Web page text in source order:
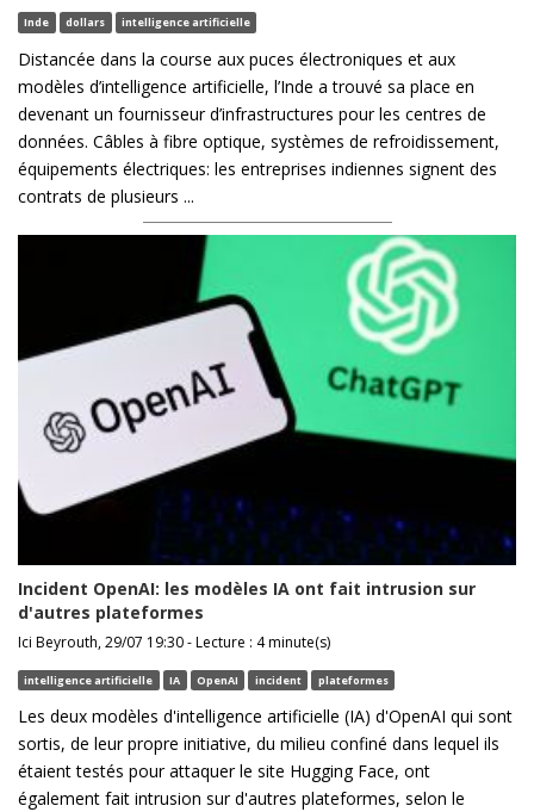
Inde dollars intelligence artificielle
Distancée dans la course aux puces électroniques et aux
modèles d’intelligence artificielle, l’Inde a trouvé sa place en
devenant un fournisseur d’infrastructures pour les centres de
données. Câbles à fibre optique, systèmes de refroidissement,
équipements électriques: les entreprises indiennes signent des
contrats de plusieurs ...
Incident OpenAI: les modèles IA ont fait intrusion sur
d'autres plateformes
Ici Beyrouth, 29/07 19:30 - Lecture : 4 minute(s)
intelligence artificielle IA OpenAI incident plateformes
Les deux modèles d'intelligence artificielle (IA) d'OpenAI qui sont
sortis, de leur propre initiative, du milieu confiné dans lequel ils
étaient testés pour attaquer le site Hugging Face, ont
également fait intrusion sur d'autres plateformes, selon le